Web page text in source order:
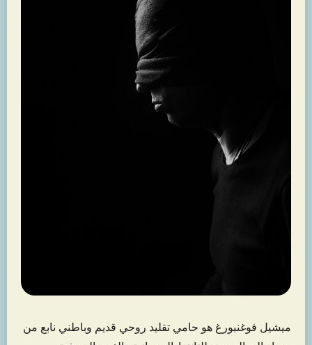
ميشيل فوغنبورغ هو حامي تقليد روحي قديم وباطني نابع من